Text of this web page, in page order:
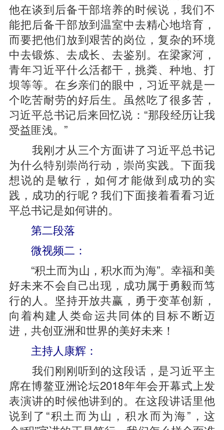
他在谈到后备干部培养的时候说，我们不
能把后备干部放到温室中去精心地培育，
而要把他们放到艰苦的岗位，复杂的环境
中去锻炼、去成长、去鉴别。在梁家河，
青年习近平什么活都干，挑粪、种地、打
坝等等。在乡亲们的眼中，习近平就是一
个吃苦耐劳的好后生。虽然吃了很多苦，
习近平总书记后来回忆说：“那段经历让我
受益匪浅。”
我刚才从三个方面讲了习近平总书记
为什么特别崇尚行动，崇尚实践。下面我
想说的是敏行，如何才能做到成功的实
践，成功的行呢？我们下面接着看看习近
平总书记是如何讲的。
第二段落
微视频二：
“积土而为山，积水而为海”。幸福和美
好未来不会自己出现，成功属于勇毅而笃
行的人。坚持开放共赢，勇于变革创新，
向着构建人类命运共同体的目标不断迈
进，共创亚洲和世界的美好未来！
主持人康辉：
我们刚刚听到的这段话，是习近平主
席在博鳌亚洲论坛2018年年会开幕式上发
表演讲的时候他讲到的。在这段讲话里他
说到了“积土而为山，积水而为海”，这